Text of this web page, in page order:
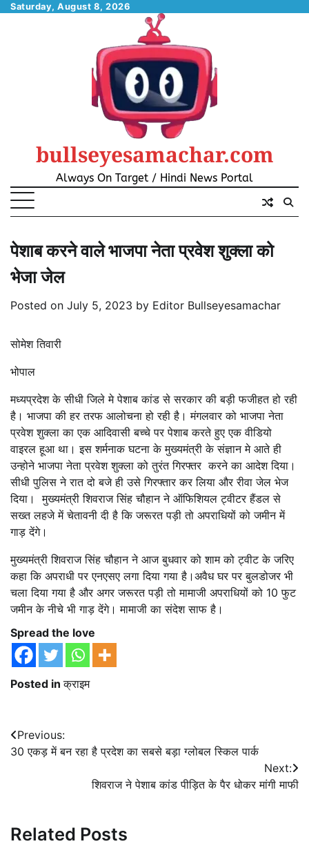
SkipSaturday, August 8, 2026
bullseyesamachar.com
Always On Target / Hindi News Portal
पेशाब करने वाले भाजपा नेता प्रवेश शुक्ला को
भेजा जेल
Posted on July 5, 2023 by Editor Bullseyesamachar
सोमेश तिवारी
भोपाल
मध्यप्रदेश के सीधी जिले मे पेशाब कांड से सरकार की बड़ी फजीहत हो रही
है। भाजपा की हर तरफ आलोचना हो रही है। मंगलवार को भाजपा नेता
प्रवेश शुक्ला का एक आदिवासी बच्चे पर पेशाब करते हुए एक वीडियो
वाइरल हूआ था। इस शर्मनाक घटना के मुख्यमंत्री के संज्ञान मे आते ही
उन्होने भाजपा नेता प्रवेश शुक्ला को तुरंत गिरफ्तर करने का आदेश दिया।
सीधी पुलिस ने रात दो बजे ही उसे गिरफ्तार कर लिया और रीवा जेल भेज
दिया। मुख्यमंत्री शिवराज सिंह चौहान ने ऑफिशियल ट्वीटर हैंडल से
सख्त लहजे में चेतावनी दी है कि जरूरत पड़ी तो अपराधियों को जमीन में
गाड़ देंगे।
मुख्यमंत्री शिवराज सिंह चौहान ने आज बुधवार को शाम को ट्वीट के जरिए
कहा कि अपराधी पर एनएसए लगा दिया गया है।अवैध घर पर बुलडोजर भी
चला दिया गया है और अगर जरूरत पड़ी तो मामाजी अपराधियों को 10 फुट
जमीन के नीचे भी गाड़ देंगे। मामाजी का संदेश साफ है।
Spread the love
Posted inक्राइम
Post
navigation
Previous:
30 एकड़ में बन रहा है प्रदेश का सबसे बड़ा ग्लोबल स्किल पार्क
Next:
शिवराज ने पेशाब कांड पीड़ित के पैर धोकर मांगी माफी
Related Posts